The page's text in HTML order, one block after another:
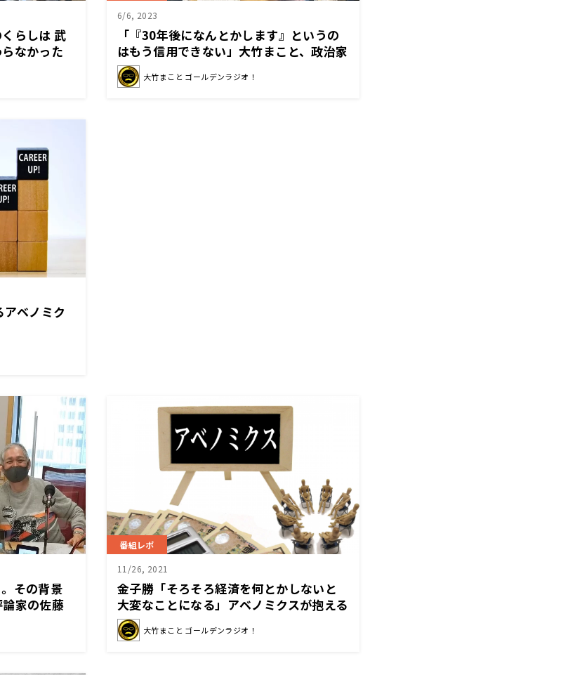
らしは 武
なかった
要」
6/6, 2023
「『30年後になんとかします』というの
はもう信用できない」大竹まこと、政治家
の約束フレーズに不信感
大竹まこと ゴールデンラジオ！
ベノミク
その背景
家の佐藤
番組レポ
11/26, 2021
金子勝「そろそろ経済を何とかしないと
大変なことになる」アベノミクスが抱える
ジレンマとは〜11月26日「大竹まこと ゴ
ールデンラジオ」
大竹まこと ゴールデンラジオ！